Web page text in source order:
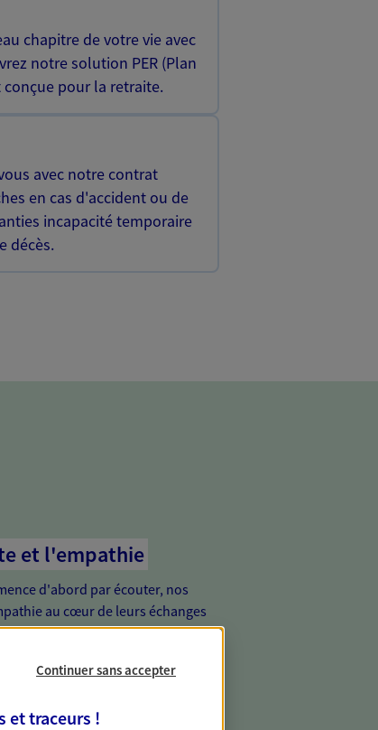
chapitre de votre vie avec
notre solution PER (Plan
pour la retraite.
avec notre contrat
en cas d'accident ou de
incapacité temporaire
décès.
et l'empathie
d'abord par écouter, nos
au cœur de leurs échanges
besoins et mieux vous soutenir
Continuer sans accepter
et traceurs !